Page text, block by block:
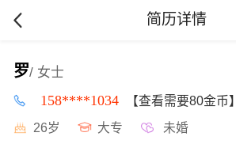
简历详情
罗/ 女士
158****1034 【查看需要80金币】
26岁 大专 未婚